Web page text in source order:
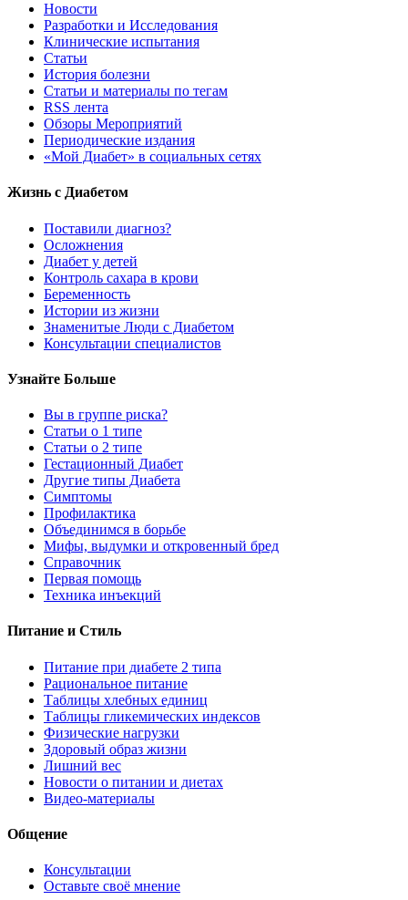
Новости
Разработки и Исследования
Клинические испытания
Статьи
История болезни
Статьи и материалы по тегам
RSS лента
Обзоры Мероприятий
Периодические издания
«Мой Диабет» в социальных сетях
Жизнь с Диабетом
Поставили диагноз?
Осложнения
Диабет у детей
Контроль сахара в крови
Беременность
Истории из жизни
Знаменитые Люди с Диабетом
Консультации специалистов
Узнайте Больше
Вы в группе риска?
Статьи о 1 типе
Статьи о 2 типе
Гестационный Диабет
Другие типы Диабета
Симптомы
Профилактика
Объединимся в борьбе
Мифы, выдумки и откровенный бред
Справочник
Первая помощь
Техника инъекций
Питание и Стиль
Питание при диабете 2 типа
Рациональное питание
Таблицы хлебных единиц
Таблицы гликемических индексов
Физические нагрузки
Здоровый образ жизни
Лишний вес
Новости о питании и диетах
Видео-материалы
Общение
Консультации
Оставьте своё мнение